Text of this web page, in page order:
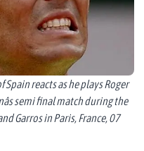
reacts as he plays Roger
semi final match during the
Garros in Paris, France, 07